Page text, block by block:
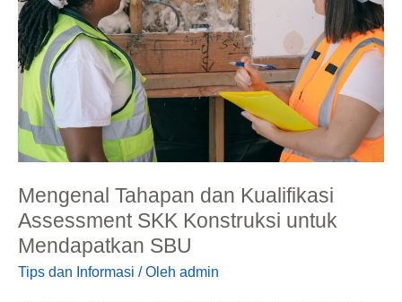
Mengenal Tahapan dan Kualifikasi
Assessment SKK Konstruksi untuk
Mendapatkan SBU
Tips dan Informasi / Oleh admin
SKK
Konstruksi
untuk
Mendapatkan
SBU